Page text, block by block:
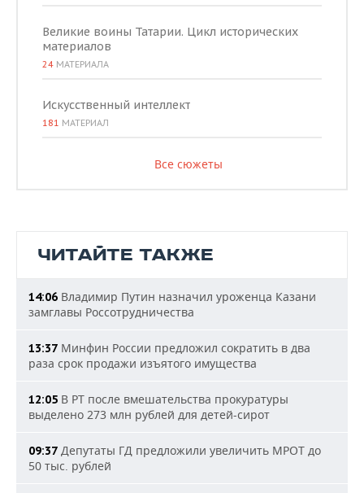
Великие воины Татарии. Цикл исторических
материалов
24 МАТЕРИАЛА
Искусственный интеллект
181 МАТЕРИАЛ
Все сюжеты
ЧИТАЙТЕ ТАКЖЕ
14:06 Владимир Путин назначил уроженца Казани
замглавы Россотрудничества
13:37 Минфин России предложил сократить в два
раза срок продажи изъятого имущества
12:05 В РТ после вмешательства прокуратуры
выделено 273 млн рублей для детей-сирот
09:37 Депутаты ГД предложили увеличить МРОТ до
50 тыс. рублей